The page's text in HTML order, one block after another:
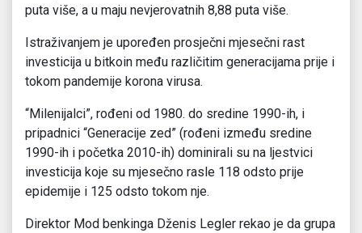
puta više, a u maju nevjerovatnih 8,88 puta više.
Istraživanjem je upoređen prosječni mjesečni rast
investicija u bitkoin među različitim generacijama prije i
tokom pandemije korona virusa.
“Milenijalci”, rođeni od 1980. do sredine 1990-ih, i
pripadnici “Generacije zed” (rođeni između sredine
1990-ih i početka 2010-ih) dominirali su na ljestvici
investicija koje su mjesečno rasle 118 odsto prije
epidemije i 125 odsto tokom nje.
Direktor Mod benkinga Dženis Legler rekao je da grupa